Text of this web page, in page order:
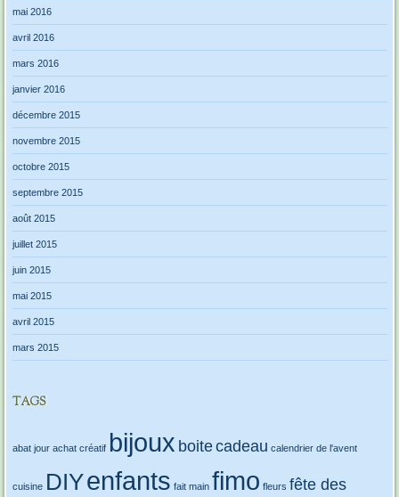
mai 2016
avril 2016
mars 2016
janvier 2016
décembre 2015
novembre 2015
octobre 2015
septembre 2015
août 2015
juillet 2015
juin 2015
mai 2015
avril 2015
mars 2015
TAGS
abat jour achat créatif bijoux boitecadeau calendrier de l'avent
cuisine DIYenfants fait main fimo fleurs fête des